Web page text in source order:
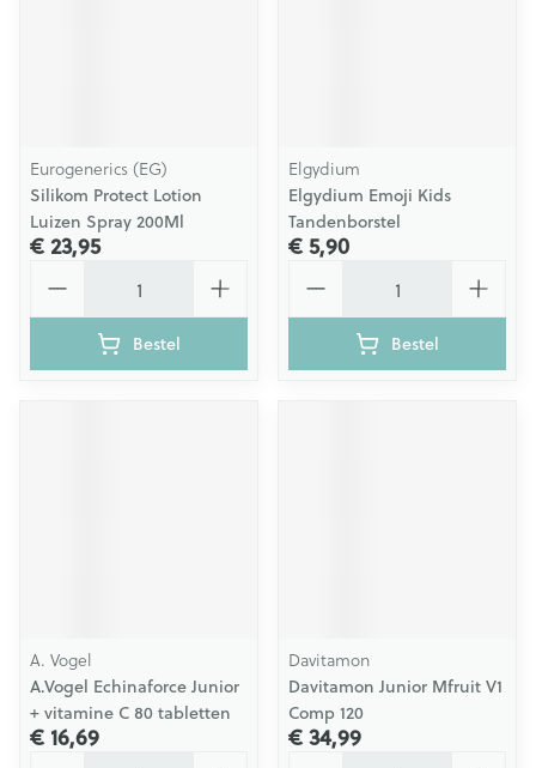
Eurogenerics (EG)
Silikom Protect Lotion
Luizen Spray 200Ml
€ 23,95
Bestel
Elgydium
Elgydium Emoji Kids
Tandenborstel
€ 5,90
Bestel
A. Vogel
A.Vogel Echinaforce Junior
+ vitamine C 80 tabletten
€ 16,69
Davitamon
Davitamon Junior Mfruit V1
Comp 120
€ 34,99